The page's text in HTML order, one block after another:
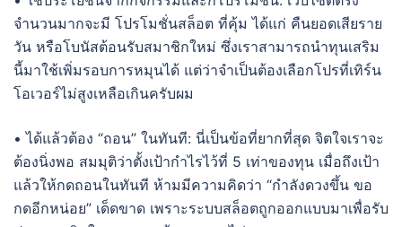
จำนวนมากจะมี โปรโมชั่นสล็อต ที่คุ้ม ได้แก่ คืนยอดเสียราย
วัน หรือโบนัสต้อนรับสมาชิกใหม่ ซึ่งเราสามารถนำทุนเสริม
นี้มาใช้เพิ่มรอบการหมุนได้ แต่ว่าจำเป็นต้องเลือกโปรที่เทิร์น
โอเวอร์ไม่สูงเหลือเกินครับผม
• ได้แล้วต้อง “ถอน” ในทันที: นี่เป็นข้อที่ยากที่สุด จิตใจเราจะ
ต้องนิ่งพอ สมมุติว่าตั้งเป้ากำไรไว้ที่ 5 เท่าของทุน เมื่อถึงเป้า
แล้วให้กดถอนในทันที ห้ามมีความคิดว่า “กำลังดวงขึ้น ขอ
กดอีกหน่อย” เด็ดขาด เพราะระบบสล็อตถูกออกแบบมาเพื่อรับ